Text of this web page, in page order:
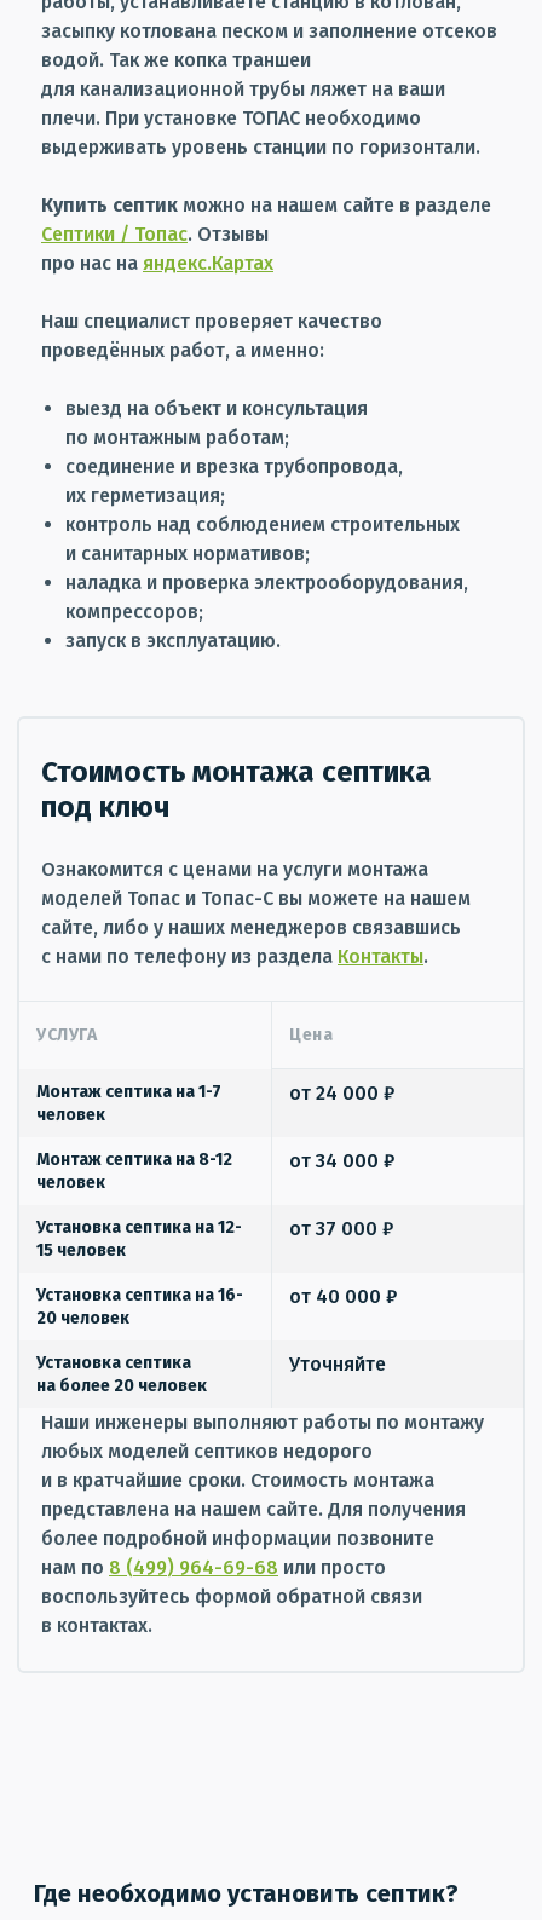
засыпку котлована песком и заполнение отсеков
водой. Так же копка траншеи
для канализационной трубы ляжет на ваши
плечи. При установке ТОПАС необходимо
выдерживать уровень станции по горизонтали.
Купить септик можно на нашем сайте в разделе
Септики / Топас. Отзывы
про нас на яндекс.Картах
Наш специалист проверяет качество
проведённых работ, а именно:
выезд на объект и консультация
по монтажным работам;
соединение и врезка трубопровода,
их герметизация;
контроль над соблюдением строительных
и санитарных нормативов;
наладка и проверка электрооборудования,
компрессоров;
запуск в эксплуатацию.
Стоимость монтажа септика
под ключ
Ознакомится с ценами на услуги монтажа
моделей Топас и Топас-С вы можете на нашем
сайте, либо у наших менеджеров связавшись
с нами по телефону из раздела Контакты.
УСЛУГА
Монтаж септика на 1-7
человек
Монтаж септика на 8-12
человек
Установка септика на 12-
15 человек
Установка септика на 16-
20 человек
Установка септика
на более 20 человек
Цена
от 24 000 ₽
от 34 000 ₽
от 37 000 ₽
от 40 000 ₽
Уточняйте
Наши инженеры выполняют работы по монтажу
любых моделей септиков недорого
и в кратчайшие сроки. Стоимость монтажа
представлена на нашем сайте. Для получения
более подробной информации позвоните
нам по 8 (499) 964-69-68 или просто
воспользуйтесь формой обратной связи
в контактах.
Где необходимо установить септик?